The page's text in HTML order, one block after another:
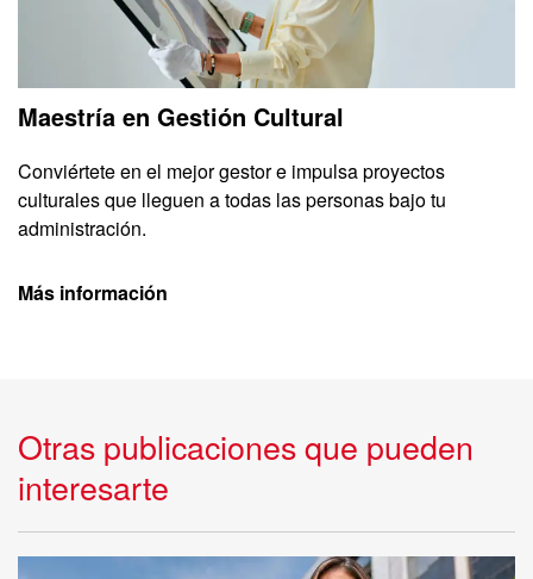
Maestría en Gestión Cultural
Conviértete en el mejor gestor e impulsa proyectos
culturales que lleguen a todas las personas bajo tu
administración.
Más información
Otras publicaciones que pueden
interesarte